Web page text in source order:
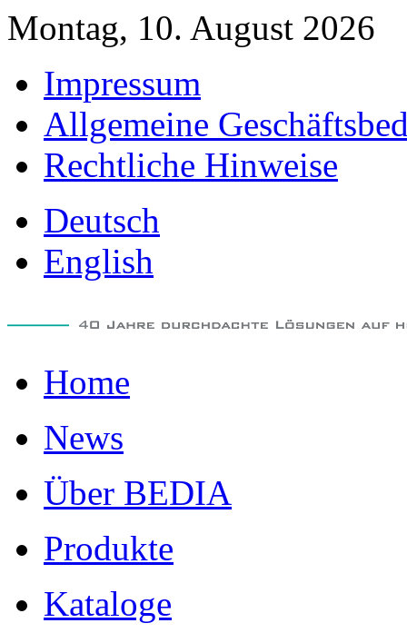
Montag, 10. August 2026
Impressum
Allgemeine
Rechtliche Hinweise
Deutsch
English
Home
News
Über BEDIA
Produkte
Kataloge